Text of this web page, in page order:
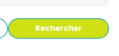
Rechercher